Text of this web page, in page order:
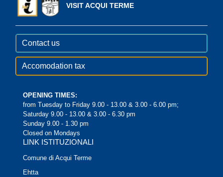
VISIT ACQUI TERME
Contact us
Accomodation tax
OPENING TIMES:
from Tuesday to Friday 9.00 - 13.00 & 3.00 - 6.00 pm;
Saturday 9.00 - 13.00 & 3.00 - 6.30 pm
Sunday 9.00 - 1.30 pm
Closed on Mondays
LINK ISTITUZIONALI
Comune di Acqui Terme
Ehtta